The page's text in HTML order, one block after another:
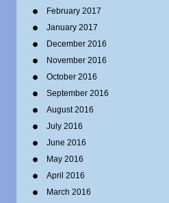
February 2017
January 2017
December 2016
November 2016
October 2016
September 2016
August 2016
July 2016
June 2016
May 2016
April 2016
March 2016